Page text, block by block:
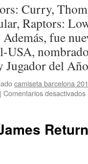
Curry,
Raptors:
fue
Jugador del
camiseta barcelona
| Comentarios desactivados